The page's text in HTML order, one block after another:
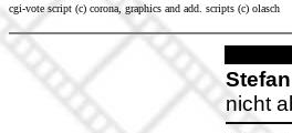
cgi-vote script (c) corona, graphics and add. scripts (c) olasch
Stefan
nicht